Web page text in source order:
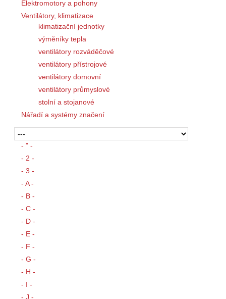
Elektromotory a pohony
Ventilátory, klimatizace
klimatizační jednotky
výměníky tepla
ventilátory rozváděčové
ventilátory přístrojové
ventilátory domovní
ventilátory průmyslové
stolní a stojanové
Nářadí a systémy značení
- " -
- 2 -
- 3 -
- A -
- B -
- C -
- D -
- E -
- F -
- G -
- H -
- I -
- J -